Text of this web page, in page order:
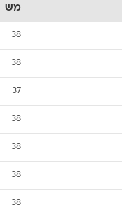
מש
38
38
37
38
38
38
38